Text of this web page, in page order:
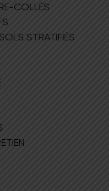
COLLÉS
STRATIFIÉS